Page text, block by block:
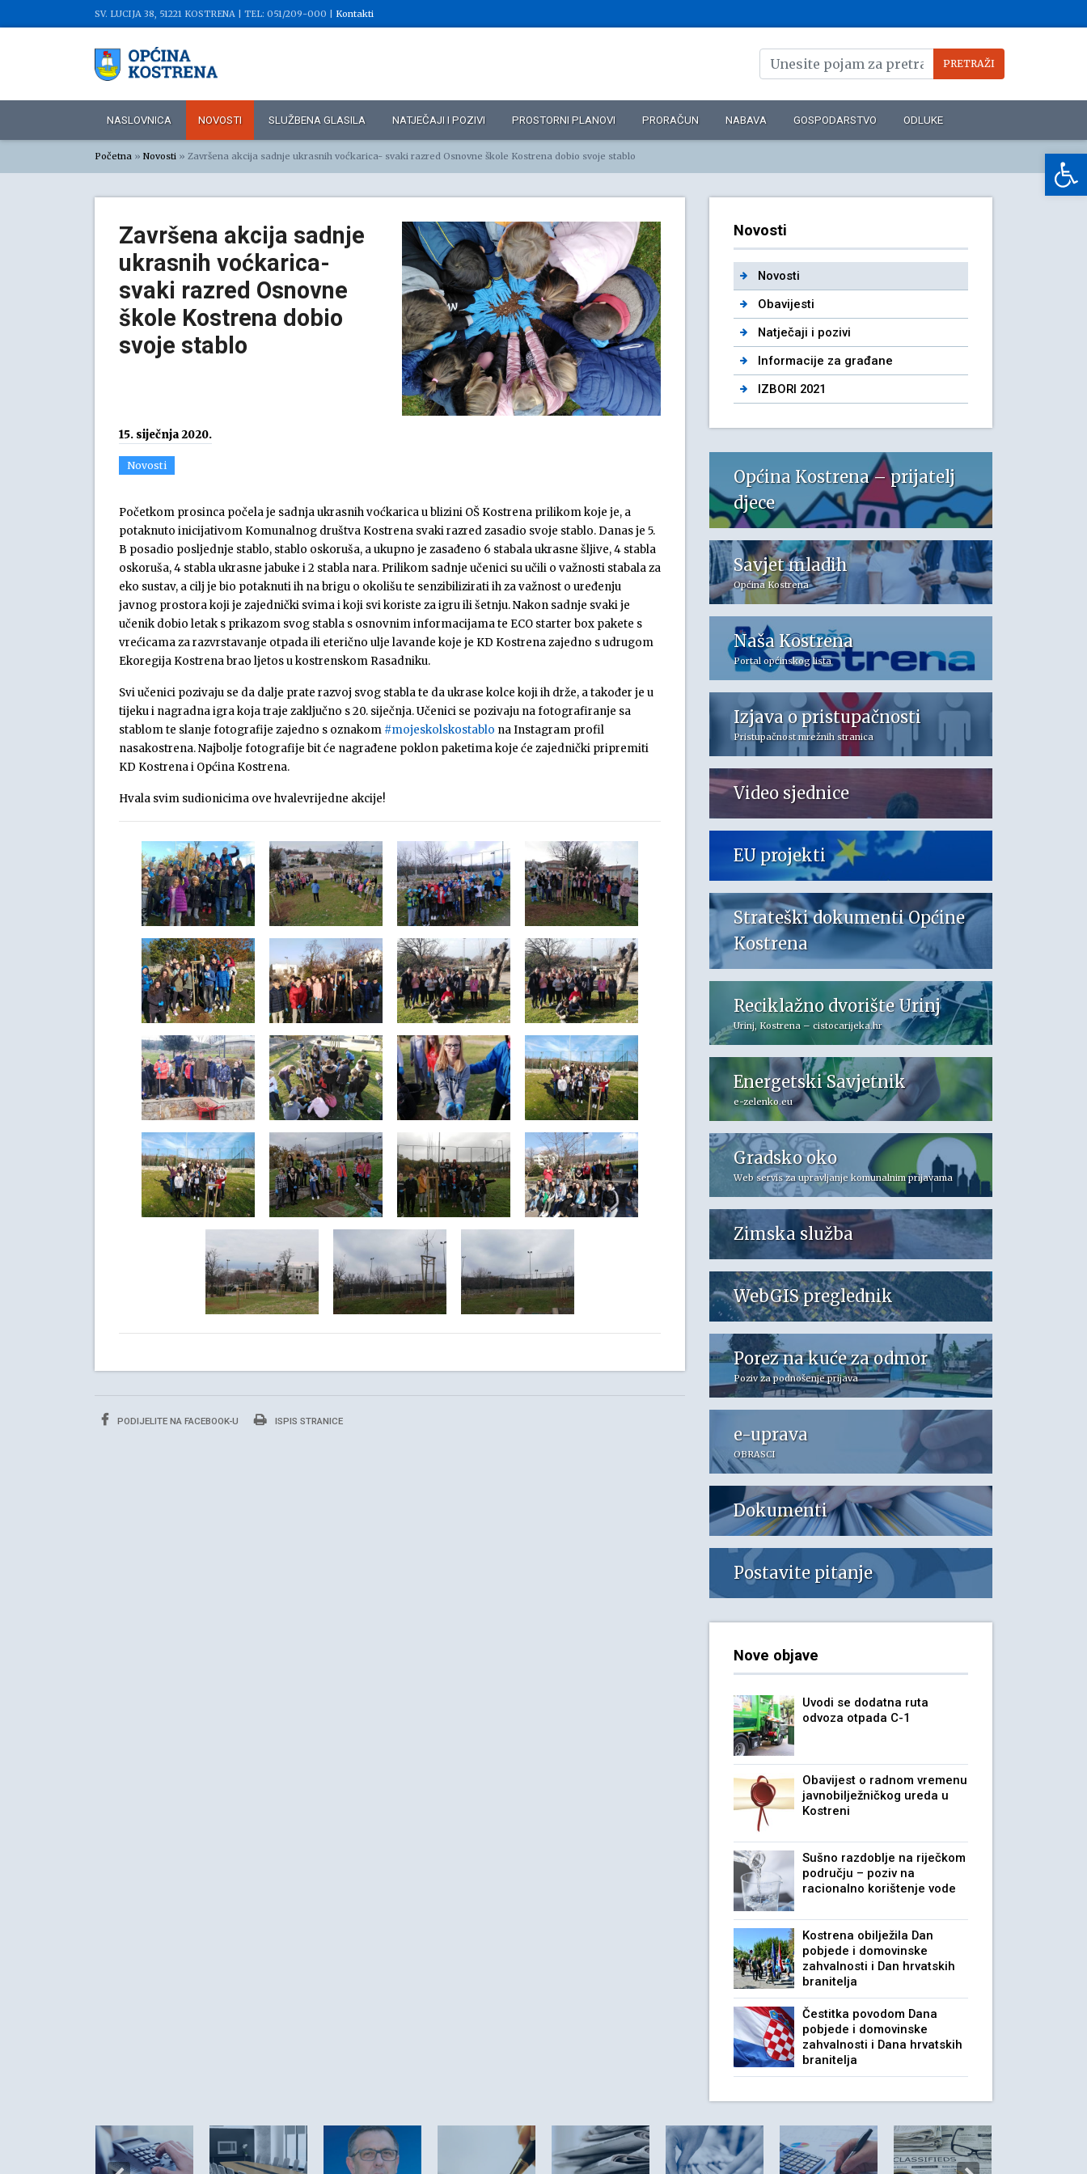
SV. LUCIJA 38, 51221 KOSTRENA | TEL: 051/209-000 | Kontakti
NASLOVNICA NOVOSTI SLUŽBENA GLASILA NATJEČAJI I POZIVI PROSTORNI PLANOVI PRORAČUN NABAVA GOSPODARSTVO ODLUKE
Početna » Novosti » Završena akcija sadnje ukrasnih voćkarica- svaki razred Osnovne škole Kostrena dobio svoje stablo
Završena akcija sadnje
ukrasnih voćkarica-
svaki razred Osnovne
škole Kostrena dobio
svoje stablo
15. siječnja 2020.
Novosti
Početkom prosinca počela je sadnja ukrasnih voćkarica u blizini OŠ Kostrena prilikom koje je, a
potaknuto inicijativom Komunalnog društva Kostrena svaki razred zasadio svoje stablo. Danas je 5.
B posadio posljednje stablo, stablo oskoruša, a ukupno je zasađeno 6 stabala ukrasne šljive, 4 stabla
oskoruša, 4 stabla ukrasne jabuke i 2 stabla nara. Prilikom sadnje učenici su učili o važnosti stabala za
eko sustav, a cilj je bio potaknuti ih na brigu o okolišu te senzibilizirati ih za važnost o uređenju
javnog prostora koji je zajednički svima i koji svi koriste za igru ili šetnju. Nakon sadnje svaki je
učenik dobio letak s prikazom svog stabla s osnovnim informacijama te ECO starter box pakete s
vrećicama za razvrstavanje otpada ili eterično ulje lavande koje je KD Kostrena zajedno s udrugom
Ekoregija Kostrena brao ljetos u kostrenskom Rasadniku.
Svi učenici pozivaju se da dalje prate razvoj svog stabla te da ukrase kolce koji ih drže, a također je u
tijeku i nagradna igra koja traje zaključno s 20. siječnja. Učenici se pozivaju na fotografiranje sa
stablom te slanje fotografije zajedno s oznakom #mojeskolskostablo na Instagram profil
nasakostrena. Najbolje fotografije bit će nagrađene poklon paketima koje će zajednički pripremiti
KD Kostrena i Općina Kostrena.
Hvala svim sudionicima ove hvalevrijedne akcije!
PODIJELITE NA FACEBOOK-U ISPIS STRANICE
Novosti
Novosti
Obavijesti
Natječaji i pozivi
Informacije za građane
IZBORI 2021
Općina Kostrena – prijatelj
djece
Savjet mladih
Općina Kostrena
Naša Kostrena
Portal općinskog lista
Izjava o pristupačnosti
Pristupačnost mrežnih stranica
Video sjednice
EU projekti
Strateški dokumenti Općine
Kostrena
Reciklažno dvorište Urinj
Urinj, Kostrena – cistocarijeka.hr
Energetski Savjetnik
e-zelenko.eu
Gradsko oko
Web servis za upravljanje komunalnim prijavama
Zimska služba
WebGIS preglednik
Porez na kuće za odmor
Poziv za podnošenje prijava
e-uprava
OBRASCI
Dokumenti
Postavite pitanje
Nove objave
Uvodi se dodatna ruta
odvoza otpada C-1
Obavijest o radnom vremenu
javnobilježničkog ureda u
Kostreni
Sušno razdoblje na riječkom
području – poziv na
racionalno korištenje vode
Kostrena obilježila Dan
pobjede i domovinske
zahvalnosti i Dan hrvatskih
branitelja
Čestitka povodom Dana
pobjede i domovinske
zahvalnosti i Dana hrvatskih
branitelja